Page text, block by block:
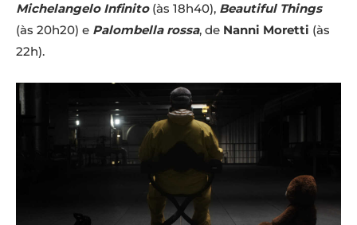
Michelangelo Infinito(às 18h40), Beautiful Things
(às 20h20) e Palombella rossa, de Nanni Moretti (às
22h).